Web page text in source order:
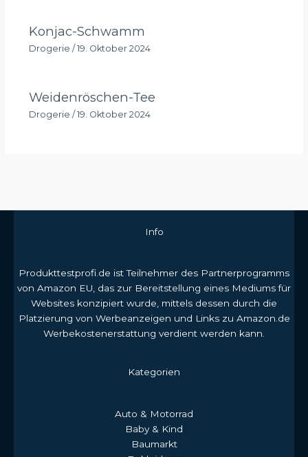
Konjac-Schwamm
Drogerie / 19. Oktober 2024
Weidenröschen-Tee
Drogerie / 19. Oktober 2024
Info
Produkttestprofi.de ist Teilnehmer des Partnerprogramms
von Amazon EU, das zur Bereitstellung eines Mediums für
Websites konzipiert wurde, mittels dessen durch die
Platzierung von Werbeanzeigen und Links zu Amazon.de
Werbekostenerstattung verdient werden kann.
Kategorien
Auto & Motorrad
Baby & Kind
Baumarkt